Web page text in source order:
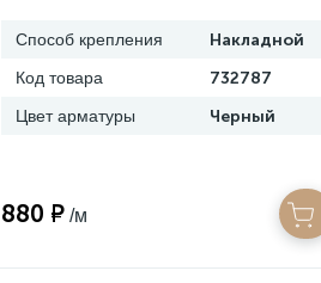
Способ крепления Накладной
Код товара 732787
Цвет арматуры Черный
880 ₽ /м